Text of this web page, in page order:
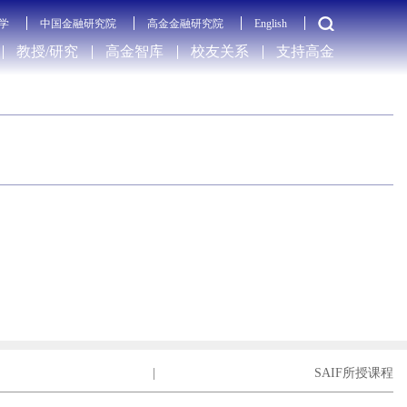
中国金融研究院 高金金融研究院 English
教授/研究 高金智库 校友关系 支持高金
SAIF所授课程